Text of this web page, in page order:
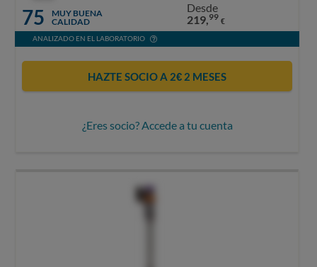
75
MUY BUENA
CALIDAD
Desde
219,99 €
ANALIZADO EN EL LABORATORIO
HAZTE SOCIO A 2€ 2 MESES
¿Eres socio? Accede a tu cuenta